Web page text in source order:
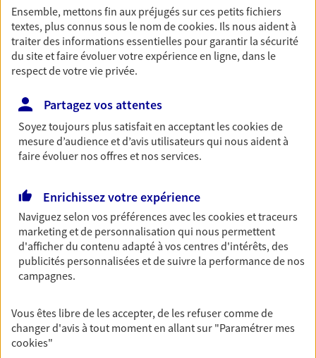
Nos offres phares
Épargne
Réalisez vos projets grâce à votre épargne : achat
immobilier, études des enfants ou voyage autour
du monde… Épargnez à votre rythme et
simplement, selon votre profil.
Retraite
Préparez sereinement ce nouveau chapitre de
votre vie avec les conseils d'un expert. Découvrez
notre solution PER (Plan Epargne Retraite)
spécialement conçue pour la retraite.
Prévoyance
Ensemble, mettons fin aux préjugés sur ces petits fichiers
textes, plus connus sous le nom decookies. Ils nous aident à
traiter des informations essentielles pour garantir la sécurité
du site et faire évoluer votre expérience en ligne, dans le
respect de votre vie privée.
Partagez vos attentes
Soyez toujours plus satisfait en acceptant lescookiesde
mesure d’audience et d’avis utilisateurs qui nous aident à
faire évoluer nos offres et nos services.
Enrichissez votre expérience
Naviguez selon vos préférences avec lescookies et traceurs
marketing et de personnalisation qui nous permettent
d'afficher du contenu adapté à vos centres d'intérêts, des
publicités personnalisées et de suivre la performance de nos
campagnes.
Vous êtes libre de les accepter, de les refuser comme de
changer d'avis à tout moment en allant sur "Paramétrer mes
cookies"